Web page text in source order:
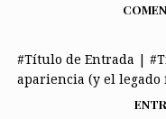
#Título de Entrada |
apariencia (y el legado